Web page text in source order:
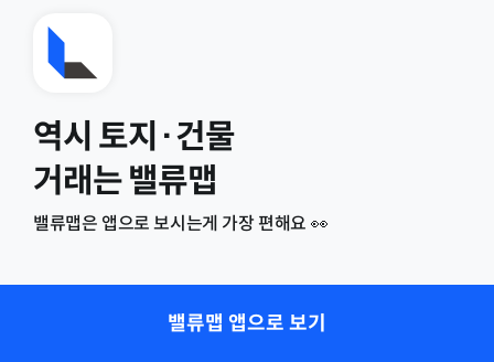
역시 토지·건물
거래는 밸류맵
밸류맵은 앱으로 보시는게 가장 편해요 👀
밸류맵 앱으로 보기